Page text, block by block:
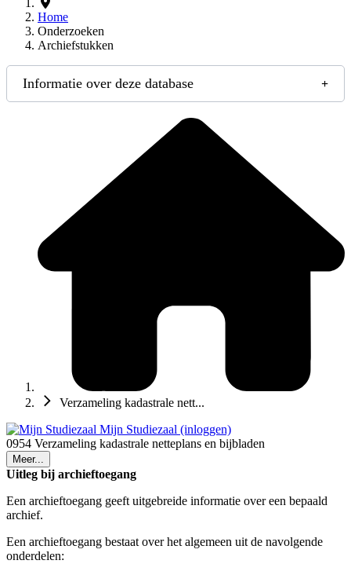
Home
Onderzoeken
Archiefstukken
Informatie over deze database
Verzameling kadastrale nett...
Mijn Studiezaal (inloggen)
0954 Verzameling kadastrale netteplans en bijbladen
Meer...
Uitleg bij archieftoegang
Een archieftoegang geeft uitgebreide informatie over een bepaald
archief.
Een archieftoegang bestaat over het algemeen uit de navolgende
onderdelen: